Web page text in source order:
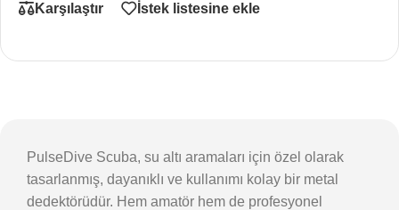
Karşılaştır İstek listesine ekle
PulseDive Scuba, su altı aramaları için özel olarak
tasarlanmış, dayanıklı ve kullanımı kolay bir metal
dedektörüdür. Hem amatör hem de profesyonel